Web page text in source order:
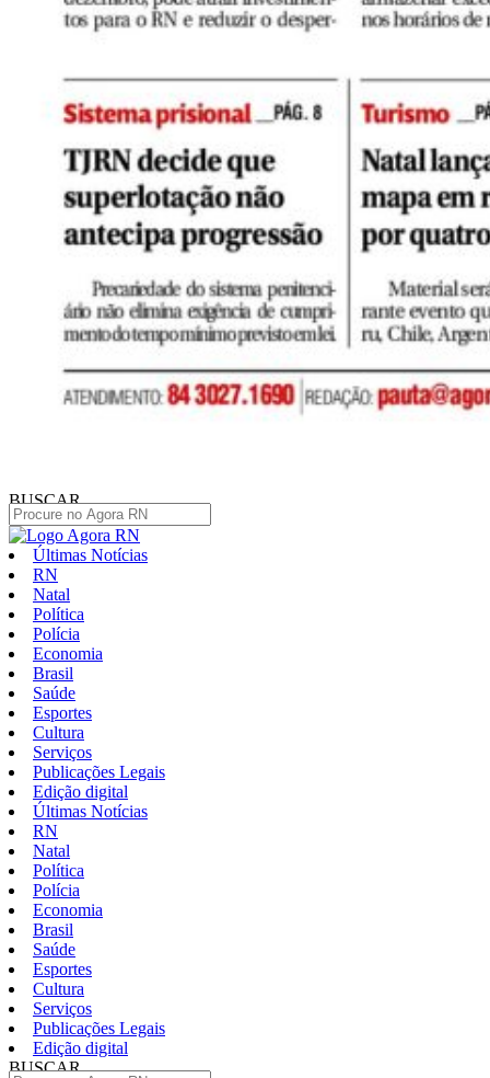
BUSCAR
Últimas Notícias
RN
Natal
Política
Polícia
Economia
Brasil
Saúde
Esportes
Cultura
Serviços
Publicações Legais
Edição digital
Últimas Notícias
RN
Natal
Política
Polícia
Economia
Brasil
Saúde
Esportes
Cultura
Serviços
Publicações Legais
Edição digital
BUSCAR